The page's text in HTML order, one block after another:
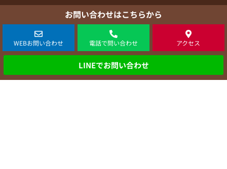
お問い合わせはこちらから
WEBお問い合わせ 電話で問い合わせ アクセス
LINEでお問い合わせ